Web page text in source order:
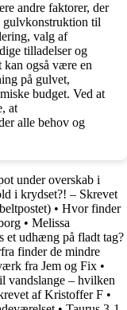
andre faktorer, der
gulvkonstruktion til
valg af
tilladelser og
kan også være en
på gulvet,
budget. Ved at
at
alle behov og
under overskab i
i krydset?! – Skrevet
• Hvor finder
• Melissa
et udhæng på fladt tag?
finder de mindre
fra Jem og Fix •
vandslange – hvilken
af Kristoffer F •